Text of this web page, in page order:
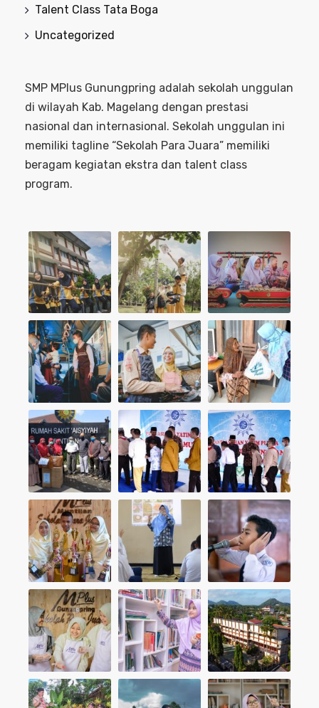
Talent Class Tata Boga
Uncategorized
SMP MPlus Gunungpring adalah sekolah unggulan
di wilayah Kab. Magelang dengan prestasi
nasional dan internasional. Sekolah unggulan ini
memiliki tagline “Sekolah Para Juara” memiliki
beragam kegiatan ekstra dan talent class
program.